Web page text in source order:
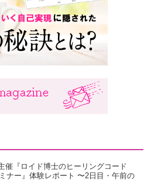
催『ロイド博士のヒーリングコード
ナー』体験レポート 〜2日目・午前の